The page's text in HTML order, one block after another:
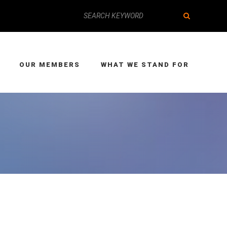
OUR MEMBERS WHAT WE STAND FOR